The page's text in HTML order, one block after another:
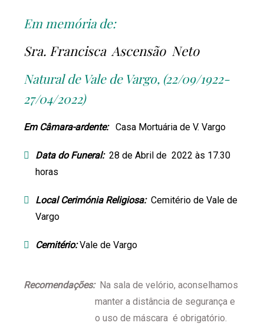
Em memória de:
Sra. Francisca Ascensão Neto
Natural de Vale de Vargo, (22/09/1922-
27/04/2022)
Em Câmara-ardente: Casa Mortuária de V. Vargo
Data do Funeral: 28 de Abril de 2022 às 17.30
horas
Local Cerimónia Religiosa: Cemitério de Vale de
Vargo
Cemitério:Vale de Vargo
Recomendações:Na sala de velório, aconselhamos
manter a distância de segurança e
o uso de máscara é obrigatório.